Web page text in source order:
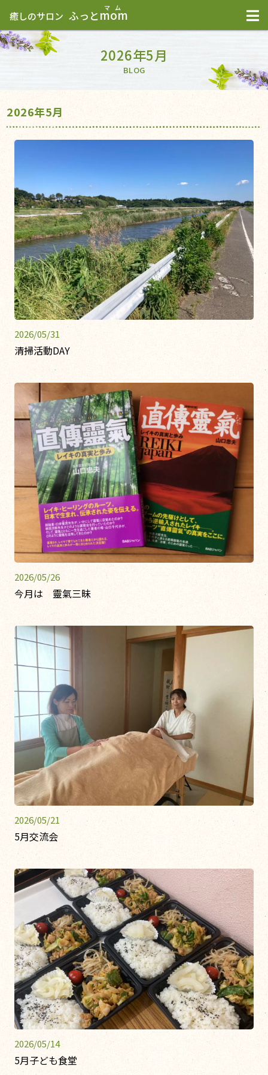
癒しのサロン ふっとmom
2026年5月
BLOG
2026年5月
2026/05/31
清掃活動DAY
2026/05/26
今月は 靈氣三昧
2026/05/21
5月交流会
2026/05/14
5月子ども食堂